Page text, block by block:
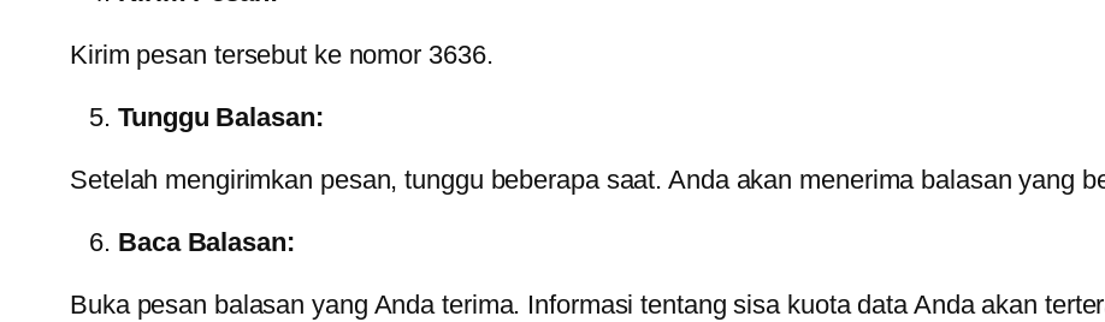
Kirim pesan tersebut ke nomor 3636.
Tunggu Balasan:
Setelah mengirimkan pesan, tunggu beberapa saat. Anda akan menerima balasan yang
Baca Balasan:
Buka pesan balasan yang Anda terima. Informasi tentang sisa kuota data Anda akan